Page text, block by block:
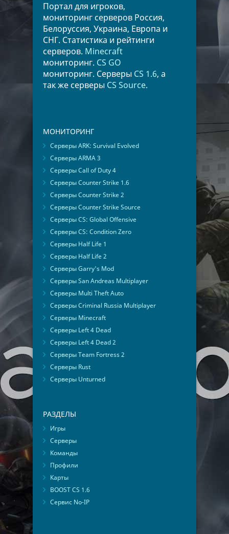
Портал для игроков,
мониторинг серверов Россия,
Белоруссия, Украина, Европа и
СНГ. Статистика и рейтинги
серверов. Minecraft
мониторинг. CS GO
мониторинг. Серверы CS 1.6, а
так же серверы CS Source.
МОНИТОРИНГ
Серверы ARK: Survival Evolved
Серверы ARMA 3
Серверы Call of Duty 4
Серверы Counter Strike 1.6
Серверы Counter Strike 2
Серверы Counter Strike Source
Серверы CS: Global Offensive
Серверы CS: Condition Zero
Серверы Half Life 1
Серверы Half Life 2
Серверы Garry's Mod
Серверы San Andreas Multiplayer
Серверы Multi Theft Auto
Серверы Criminal Russia Multiplayer
Серверы Minecraft
Серверы Left 4 Dead
Серверы Left 4 Dead 2
Серверы Team Fortress 2
Серверы Rust
Серверы Unturned
РАЗДЕЛЫ
Игры
Серверы
Команды
Профили
Карты
BOOST CS 1.6
Сервис No-IP